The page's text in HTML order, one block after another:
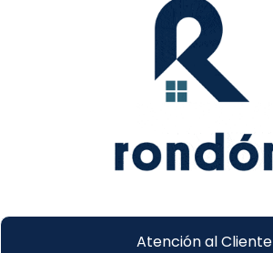
Atención al Cliente